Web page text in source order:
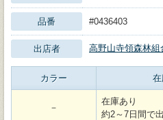
品番 #0436403
出店者 高野山寺領森林組
カラー
－
在庫あり
約2～7日間で